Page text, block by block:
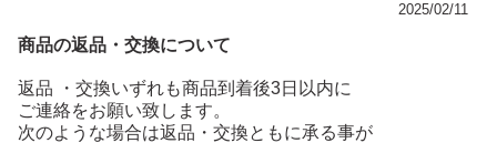
2025/02/11
商品の返品・交換について
返品 ・交換いずれも商品到着後3日以内に
ご連絡をお願い致します。
次のような場合は返品・交換ともに承る事が